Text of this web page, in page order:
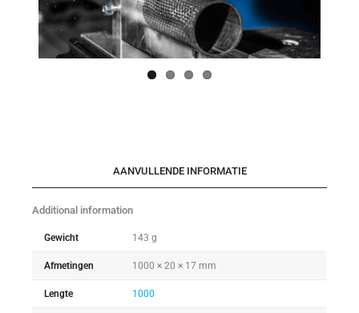
us
AANVULLENDE INFORMATIE
Additional information
Gewicht 143 g
Afmetingen 1000 × 20 × 17 mm
Lengte 1000